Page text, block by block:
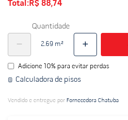
Total:R$ 88,74
Quantidade
Adicione 10% para evitar perdas
Calculadora de pisos
Vendido e entregue por Fornecedora Chatuba